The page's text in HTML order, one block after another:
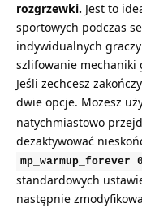
rozgrzewki. Jest to
sportowych podczas
indywidualnych
szlifowanie mechaniki
Jeśli zechcesz
dwie opcje. Możesz
natychmiastowo
dezaktywować
mp_warmup_forever 0
standardowych
następnie